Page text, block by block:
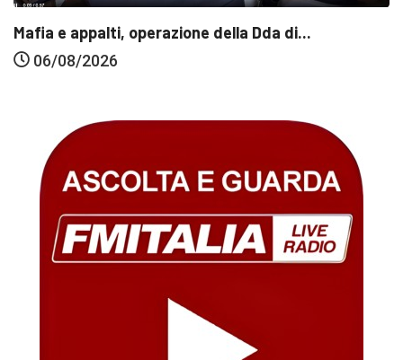
Mafia e appalti, operazione della Dda di...
06/08/2026